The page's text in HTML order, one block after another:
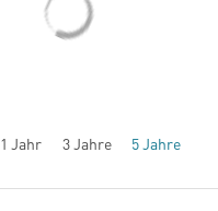
1 Jahr 3 Jahre 5 Jahre